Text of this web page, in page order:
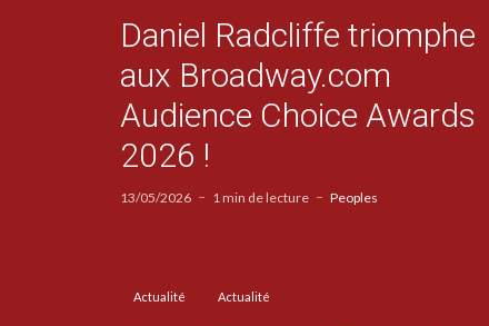
Daniel Radcliffe triomphe
aux Broadway.com
Audience Choice Awards
2026 !
13/05/2026 1 min de lecture Peoples
Actualité Actualité